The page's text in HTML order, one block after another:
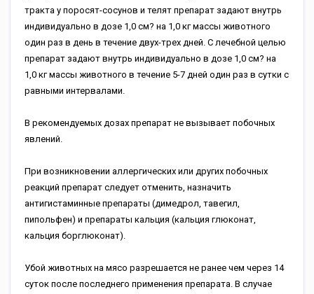
тракта у поросят-сосунов и телят препарат задают внутрь
индивидуально в дозе 1,0 см? на 1,0 кг массы животного
один раз в день в течение двух-трех дней. С лечебной целью
препарат задают внутрь индивидуально в дозе 1,0 см? на
1,0 кг массы животного в течение 5-7 дней один раз в сутки с
равными интервалами.
В рекомендуемых дозах препарат не вызывает побочных
явлений.
При возникновении аллергических или других побочных
реакций препарат следует отменить, назначить
антигистаминные препараты (димедрол, тавегил,
пипольфен) и препараты кальция (кальция глюконат,
кальция борглюконат).
Убой животных на мясо разрешается не ранее чем через 14
суток после последнего применения препарата. В случае